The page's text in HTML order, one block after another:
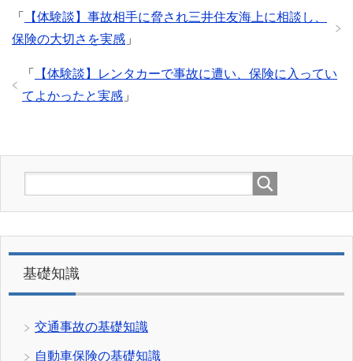
「
【体験談】事故相手に脅され三井住友海上に相談し、
保険の大切さを実感 」
「
【体験談】レンタカーで事故に遭い、保険に入ってい
てよかったと実感 」
基礎知識
交通事故の基礎知識
自動車保険の基礎知識